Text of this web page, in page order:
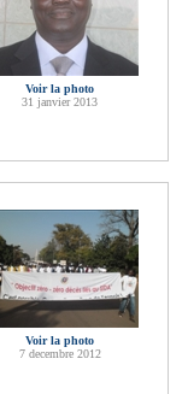
Voir la photo
31 janvier 2013
Voir la photo
7 decembre 2012